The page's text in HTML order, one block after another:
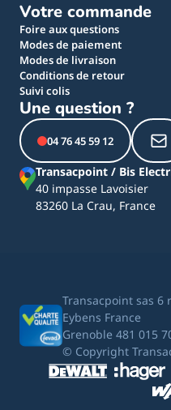
Votre commande
Foire aux questions
Modes de paiement
Modes de livraison
Conditions de retour
Suivi colis
Une question ?
04 76 45 59 12
Transacpoint / Bis
40 impasse Lavoisier
83260 La Crau, France
Transacpoint sas 6
Eybens France
Grenoble 481 015
© Copyright